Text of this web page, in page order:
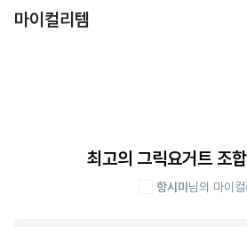
마이컬리템
최고의 그릭요거트 조
항시미 님의 마이